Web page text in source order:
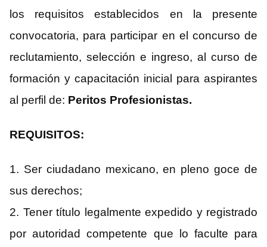
los requisitos establecidos en la presente
convocatoria, para participar en el concurso de
reclutamiento, selección e ingreso, al curso de
formación y capacitación inicial para aspirantes
al perfil de: Peritos Profesionistas.
REQUISITOS:
1. Ser ciudadano mexicano, en pleno goce de
sus derechos;
2. Tener título legalmente expedido y registrado
por autoridad competente que lo faculte para